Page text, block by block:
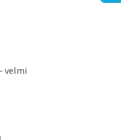
velmi